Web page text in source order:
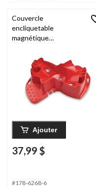
Couvercle
encliquetable
magnétique
Ajouter
37,99 $
#178-6268-6